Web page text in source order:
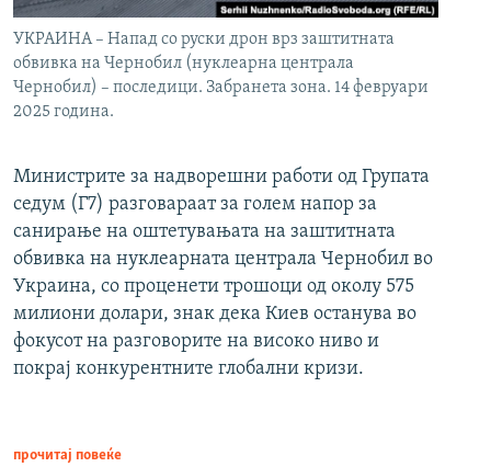
УКРАИНА – Напад со руски дрон врз заштитната
обвивка на Чернобил (нуклеарна централа
Чернобил) – последици. Забранета зона. 14 февруари
2025 година.
Министрите за надворешни работи од Групата
седум (Г7) разговараат за голем напор за
санирање на оштетувањата на заштитната
обвивка на нуклеарната централа Чернобил во
Украина, со проценети трошоци од околу 575
милиони долари, знак дека Киев останува во
фокусот на разговорите на високо ниво и
покрај конкурентните глобални кризи.
прочитај повеќе